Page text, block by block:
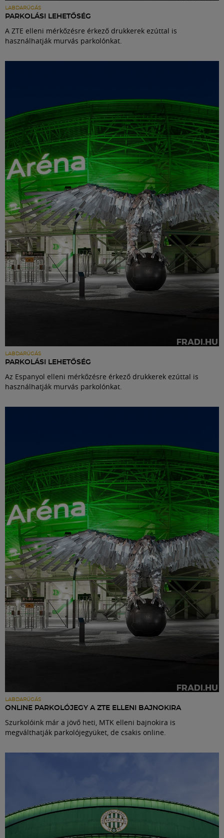
LABDARÚGÁS
PARKOLÁSI LEHETŐSÉG
A ZTE elleni mérkőzésre érkező drukkerek ezúttal is
használhatják murvás parkolónkat.
LABDARÚGÁS
PARKOLÁSI LEHETŐSÉG
Az Espanyol elleni mérkőzésre érkező drukkerek ezúttal is
használhatják murvás parkolónkat.
LABDARÚGÁS
ONLINE PARKOLÓJEGY A ZTE ELLENI BAJNOKIRA
Szurkolóink már a jövő heti, MTK elleni bajnokira is
megválthatják parkolójegyüket, de csakis online.